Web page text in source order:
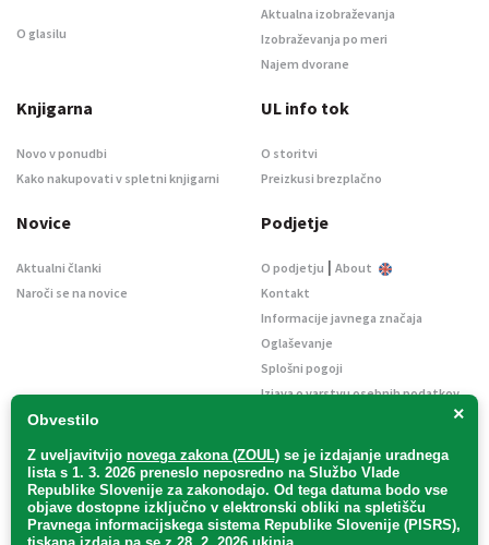
×
Obvestilo
Z uveljavitvijo novega zakona (ZOUL) se je izdajanje uradnega
lista s 1. 3. 2026 preneslo neposredno na Službo Vlade
Republike Slovenije za zakonodajo. Od tega datuma bodo vse
objave dostopne izključno v elektronski obliki na spletišču
Pravnega informacijskega sistema Republike Slovenije (PISRS),
O glasilu
Aktualna izobraževanja
Izobraževanja po meri
Najem dvorane
Knjigarna
Novo v ponudbi
Kako nakupovati v spletni knjigarni
UL info tok
O storitvi
Preizkusi brezplačno
Novice
Aktualni članki
Naroči se na novice
Podjetje
O podjetju | About
Kontakt
Informacije javnega značaja
Oglaševanje
Splošni pogoji
Izjava o varstvu osebnih podatkov
Uradni list d. o. o. – v likvidaciji / Vse pravice pridržane.